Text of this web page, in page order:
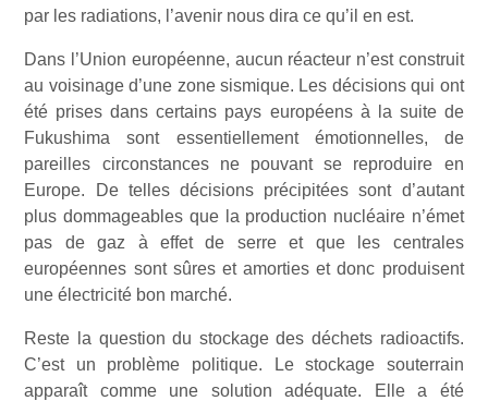
par les radiations, l’avenir nous dira ce qu’il en est.
Dans l’Union européenne, aucun réacteur n’est construit
au voisinage d’une zone sismique. Les décisions qui ont
été prises dans certains pays européens à la suite de
Fukushima sont essentiellement émotionnelles, de
pareilles circonstances ne pouvant se reproduire en
Europe. De telles décisions précipitées sont d’autant
plus dommageables que la production nucléaire n’émet
pas de gaz à effet de serre et que les centrales
européennes sont sûres et amorties et donc produisent
une électricité bon marché.
Reste la question du stockage des déchets radioactifs.
C’est un problème politique. Le stockage souterrain
apparaît comme une solution adéquate. Elle a été